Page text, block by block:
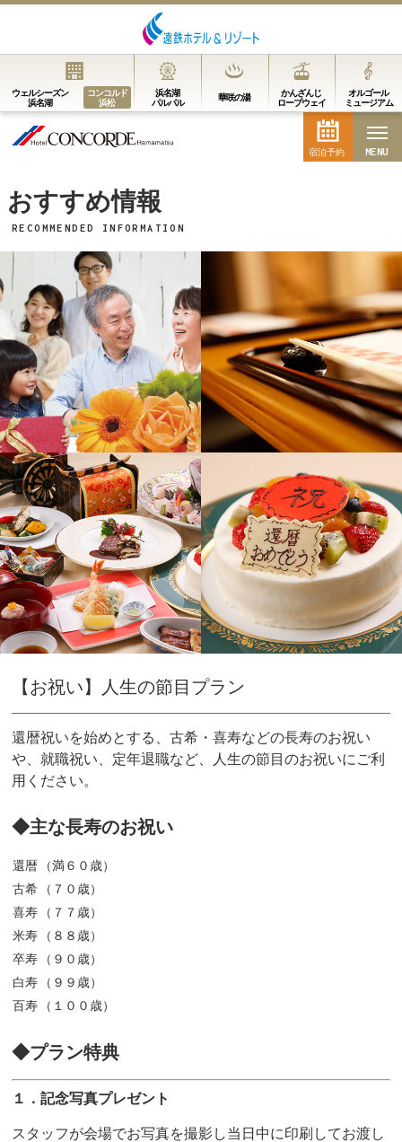
ウェルシーズン
浜名湖
コンコルド
浜松
浜名湖
パルパル
華咲の湯
かんざんじ
ロープウェイ
オルゴール
ミュージアム
宿泊予約
宿泊予約 MENU
おすすめ情報
RECOMMENDED INFORMATION
【お祝い】人生の節目プラン
還暦祝いを始めとする、古希・喜寿などの長寿のお祝い
や、就職祝い、定年退職など、人生の節目のお祝いにご利
用ください。
◆主な長寿のお祝い
還暦
（満６０歳）
古希
（７０歳）
喜寿
（７７歳）
米寿
（８８歳）
卒寿
（９０歳）
白寿
（９９歳）
百寿
（１００歳）
◆プラン特典
１．記念写真プレゼント
スタッフが会場でお写真を撮影し当日中に印刷してお渡し